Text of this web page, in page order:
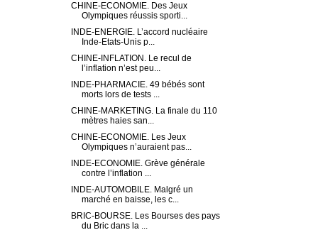
CHINE-ECONOMIE. Des Jeux
Olympiques réussis sporti...
INDE-ENERGIE. L’accord nucléaire
Inde-Etats-Unis p...
CHINE-INFLATION. Le recul de
l’inflation n’est peu...
INDE-PHARMACIE. 49 bébés sont
morts lors de tests ...
CHINE-MARKETING. La finale du 110
mètres haies san...
CHINE-ECONOMIE. Les Jeux
Olympiques n’auraient pas...
INDE-ECONOMIE. Grève générale
contre l’inflation ...
INDE-AUTOMOBILE. Malgré un
marché en baisse, les c...
BRIC-BOURSE. Les Bourses des pays
du Bric dans la ...